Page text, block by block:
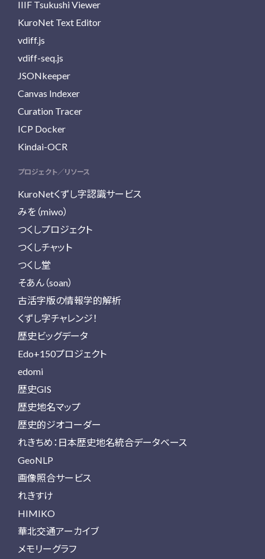
IIIF Tsukushi Viewer
KuroNet Text Editor
vdiff.js
vdiff-seq.js
JSONkeeper
Canvas Indexer
Curation Tracer
ICP Docker
Kindai-OCR
プロジェクト／リソース
KuroNetくずし字認識サービス
みを（miwo）
つくしプロジェクト
つくしチャット
つくし堂
そあん（soan）
古活字版の情報学的解析
くずし字チャレンジ！
歴史ビッグデータ
Edo+150プロジェクト
edomi
歴史GIS
歴史地名マップ
歴史的ジオコーダー
れきちめ：日本歴史地名統合データベース
GeoNLP
画像照合サービス
れきすけ
HIMIKO
華北交通アーカイブ
メモリーグラフ